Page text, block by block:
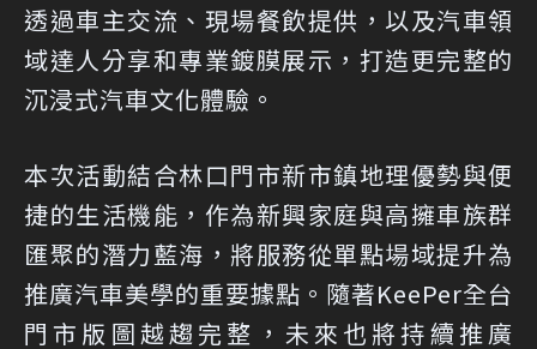
透過車主交流、現場餐飲提供，以及汽車領
域達人分享和專業鍍膜展示，打造更完整的
沉浸式汽車文化體驗。
本次活動結合林口門市新市鎮地理優勢與便
捷的生活機能，作為新興家庭與高擁車族群
匯聚的潛力藍海，將服務從單點場域提升為
推廣汽車美學的重要據點。隨著KeePer全台
門市版圖越趨完整，未來也將持續推廣